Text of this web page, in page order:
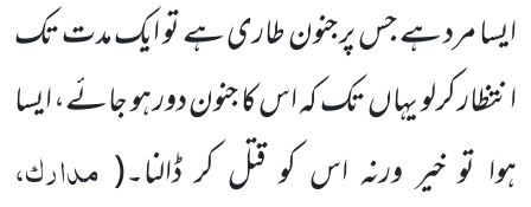
ایسا مرد ہے جس پر جنون طاری ہے تو ایک مدت تک
انتظار کرلو یہاںتک کہ اس کا جنون دور ہو جائے، ایسا
ہوا تو خیر ورنہ اس کو قتل کر ڈالنا۔( مدارک،